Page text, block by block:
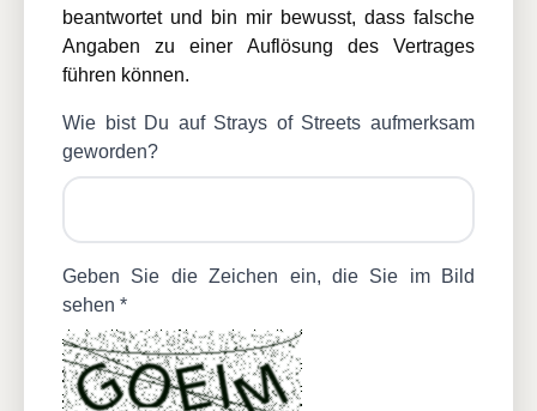
beantwortet und bin mir bewusst, dass falsche
Angaben zu einer Auflösung des Vertrages
führen können.
Wie bist Du auf Strays of Streets aufmerksam
geworden?
Geben Sie die Zeichen ein, die Sie im Bild
sehen *